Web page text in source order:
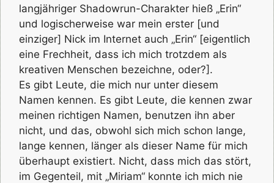
langjähriger Shadowrun-Charakter hieß „Erin“
und logischerweise war mein erster [und
einziger] Nick im Internet auch „Erin“ [eigentlich
eine Frechheit, dass ich mich trotzdem als
kreativen Menschen bezeichne, oder?].
Es gibt Leute, die mich nur unter diesem
Namen kennen. Es gibt Leute, die kennen zwar
meinen richtigen Namen, benutzen ihn aber
nicht, und das, obwohl sich mich schon lange,
lange kennen, länger als dieser Name für mich
überhaupt existiert. Nicht, dass mich das stört,
im Gegenteil, mit „Miriam“ konnte ich mich nie